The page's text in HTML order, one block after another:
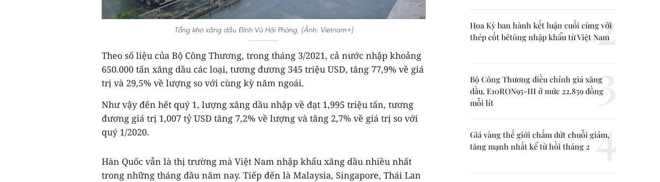
Tổng kho xăng dầu Đình Vũ Hải Phòng. (Ảnh: Vietnam+)
Theo số liệu của Bộ Công Thương, trong tháng 3/2021, cả nước nhập khoảng
650.000 tấn xăng dầu các loại, tương đương 345 triệu USD, tăng 77,9% về giá
trị và 29,5% về lượng so với cùng kỳ năm ngoái.
Như vậy đến hết quý 1, lượng xăng dầu nhập về đạt 1,995 triệu tấn, tương
đương giá trị 1,007 tỷ USD tăng 7,2% về lượng và tăng 2,7% về giá trị so với
quý 1/2020.
Hàn Quốc vẫn là thị trường mà Việt Nam nhập khẩu xăng dầu nhiều nhất
trong những tháng đầu năm nay. Tiếp đến là Malaysia, Singapore, Thái Lan
Hoa Kỳ ban hành kết luận cuối cùng với
thép cốt bêtông nhập khẩu từ Việt Nam
Bộ Công Thương điều chỉnh giá xăng
dầu, E10RON95-III ở mức 22.859 đồng
mỗi lít
Giá vàng thế giới chấm dứt chuỗi giảm,
tăng mạnh nhất kể từ hồi tháng 2